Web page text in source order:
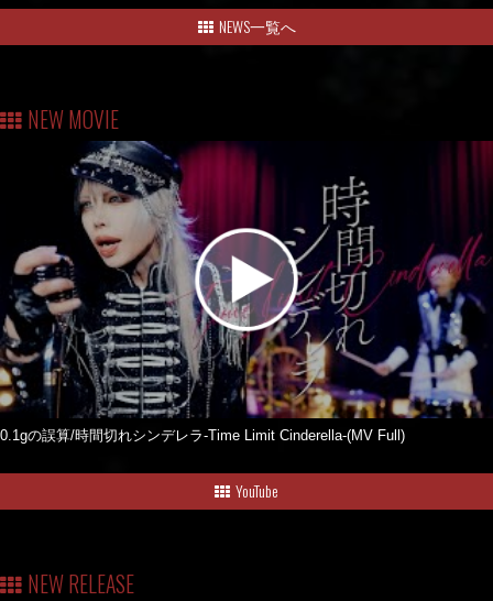
NEWS一覧へ
NEW MOVIE
0.1gの誤算/時間切れシンデレラ-Time Limit Cinderella-(MV Full)
YouTube
NEW RELEASE